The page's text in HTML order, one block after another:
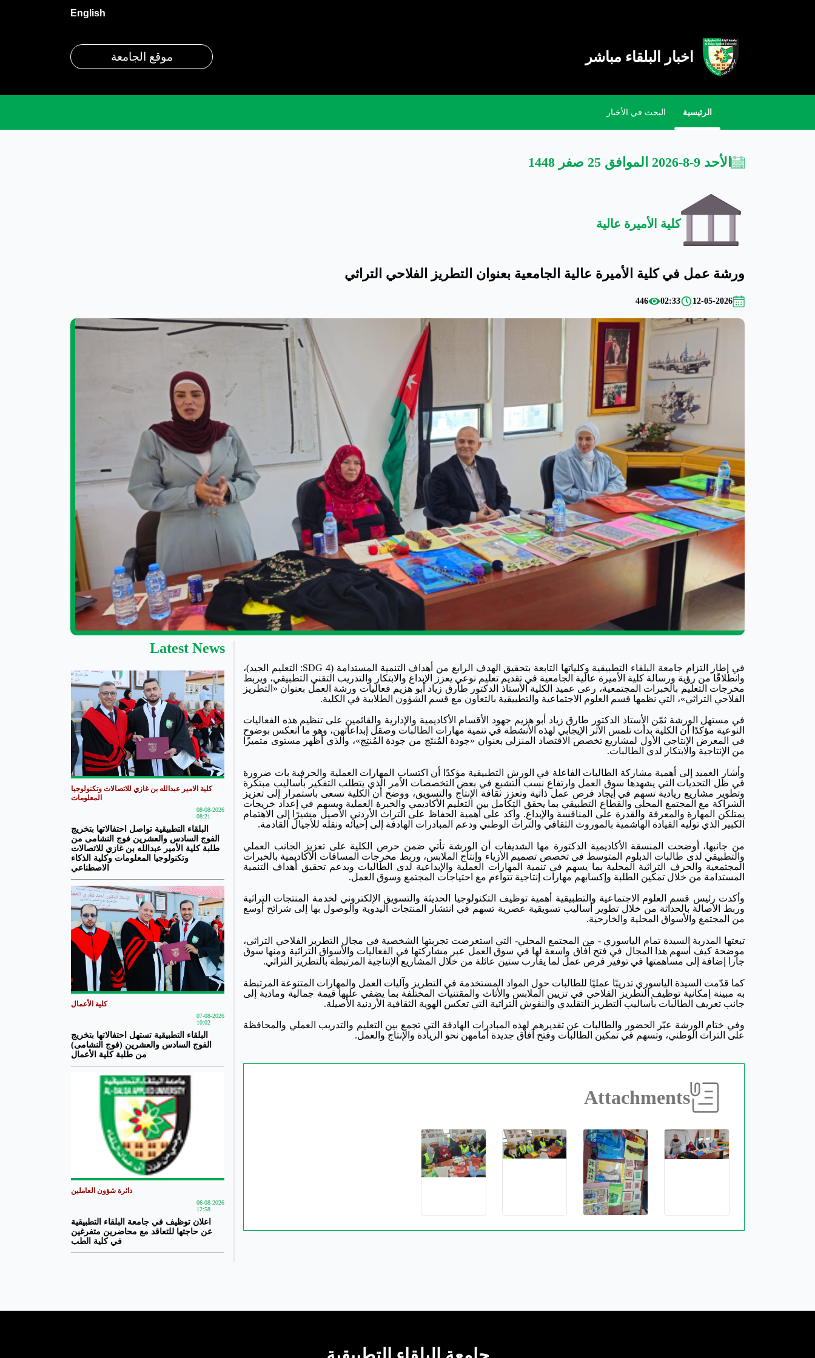
English
اخبار البلقاء مباشر موقع الجامعة
الرئيسية البحث في الأخبار
الأحد 9-8-2026 الموافق 25 صفر 1448
كلية الأميرة عالية
ورشة عمل في كلية الأميرة عالية الجامعية بعنوان التطريز الفلاحي التراثي
12-05-2026
02:33
446
في إطار التزام جامعة البلقاء التطبيقية وكلياتها التابعة بتحقيق الهدف الرابع من أهداف التنمية المستدامة (SDG 4: التعليم الجيد)،
وانطلاقًا من رؤية ورسالة كلية الأميرة عالية الجامعية في تقديم تعليم نوعي يعزز الإبداع والابتكار والتدريب التقني التطبيقي، ويربط
مخرجات التعليم بالخبرات المجتمعية، رعى عميد الكلية الأستاذ الدكتور طارق زياد أبو هزيم فعاليات ورشة العمل بعنوان «التطريز
الفلاحي التراثي»، التي نظمها قسم العلوم الاجتماعية والتطبيقية بالتعاون مع قسم الشؤون الطلابية في الكلية.
في مستهل الورشة ثمّن الأستاذ الدكتور طارق زياد أبو هزيم جهود الأقسام الأكاديمية والإدارية والقائمين على تنظيم هذه الفعاليات
النوعية مؤكدًا أن الكلية بدأت تلمس الأثر الإيجابي لهذه الأنشطة في تنمية مهارات الطالبات وصقل إبداعاتهن، وهو ما انعكس بوضوح
في المعرض الإنتاجي الأول لمشاريع تخصص الاقتصاد المنزلي بعنوان «جودة المُنتَج من جودة المُنتِج»، والذي أظهر مستوى متميزًا
من الإنتاجية والابتكار لدى الطالبات.
وأشار العميد إلى أهمية مشاركة الطالبات الفاعلة في الورش التطبيقية مؤكدًا أن اكتساب المهارات العملية والحرفية بات ضرورة
في ظل التحديات التي يشهدها سوق العمل وارتفاع نسب التشبع في بعض التخصصات الأمر الذي يتطلب التفكير بأساليب مبتكرة
وتطوير مشاريع ريادية تسهم في إيجاد فرص عمل ذاتية وتعزز ثقافة الإنتاج والتسويق، ووضح أن الكلية تسعى باستمرار إلى تعزيز
الشراكة مع المجتمع المحلي والقطاع التطبيقي بما يحقق التكامل بين التعليم الأكاديمي والخبرة العملية ويسهم في إعداد خريجات
يمتلكن المهارة والمعرفة والقدرة على المنافسة والإبداع. وأكد على أهمية الحفاظ على التراث الأردني الأصيل مشيرًا إلى الاهتمام
الكبير الذي توليه القيادة الهاشمية بالموروث الثقافي والتراث الوطني ودعم المبادرات الهادفة إلى إحيائه ونقله للأجيال القادمة.
من جانبها، أوضحت المنسقة الأكاديمية الدكتورة مها الشديفات أن الورشة تأتي ضمن حرص الكلية على تعزيز الجانب العملي
والتطبيقي لدى طالبات الدبلوم المتوسط في تخصص تصميم الأزياء وإنتاج الملابس، وربط مخرجات المساقات الأكاديمية بالخبرات
المجتمعية والحرف التراثية المحلية بما يسهم في تنمية المهارات العملية والإبداعية لدى الطالبات ويدعم تحقيق أهداف التنمية
المستدامة من خلال تمكين الطلبة وإكسابهم مهارات إنتاجية تتواءم مع احتياجات المجتمع وسوق العمل.
وأكدت رئيس قسم العلوم الاجتماعية والتطبيقية أهمية توظيف التكنولوجيا الحديثة والتسويق الإلكتروني لخدمة المنتجات التراثية
وربط الأصالة بالحداثة من خلال تطوير أساليب تسويقية عصرية تسهم في انتشار المنتجات اليدوية والوصول بها إلى شرائح أوسع
من المجتمع والأسواق المحلية والخارجية.
تبعتها المدربة السيدة تمام الياسوري - من المجتمع المحلي- التي استعرضت تجربتها الشخصية في مجال التطريز الفلاحي التراثي،
موضحة كيف أسهم هذا المجال في فتح آفاق واسعة لها في سوق العمل عبر مشاركتها في الفعاليات والأسواق التراثية ومنها سوق
جارا إضافة إلى مساهمتها في توفير فرص عمل لما يقارب ستين عائلة من خلال المشاريع الإنتاجية المرتبطة بالتطريز التراثي.
كما قدّمت السيدة الياسوري تدريبًا عمليًا للطالبات حول المواد المستخدمة في التطريز وآليات العمل والمهارات المتنوعة المرتبطة
به مبينة إمكانية توظيف التطريز الفلاحي في تزيين الملابس والأثاث والمقتنيات المختلفة بما يضفي عليها قيمة جمالية ومادية إلى
جانب تعريف الطالبات بأساليب التطريز التقليدي والنقوش التراثية التي تعكس الهوية الثقافية الأردنية الأصيلة.
وفي ختام الورشة عبّر الحضور والطالبات عن تقديرهم لهذه المبادرات الهادفة التي تجمع بين التعليم والتدريب العملي والمحافظة
على التراث الوطني، وتسهم في تمكين الطالبات وفتح آفاق جديدة أمامهن نحو الريادة والإنتاج والعمل.
Attachments
Latest News
كلية الامير عبدالله بن غازي للاتصالات وتكنولوجيا
المعلومات
08-08-2026
08:21
البلقاء التطبيقية تواصل احتفالاتها بتخريج
الفوج السادس والعشرين فوج النشامى من
طلبة كلية الأمير عبدالله بن غازي للاتصالات
وتكنولوجيا المعلومات وكلية الذكاء
الاصطناعي
كلية الأعمال
07-08-2026
10:02
البلقاء التطبيقية تستهل احتفالاتها بتخريج
الفوج السادس والعشرين (فوج النشامى)
من طلبة كلية الأعمال
دائرة شؤون العاملين
06-08-2026
12:58
اعلان توظيف في جامعة البلقاء التطبيقية
عن حاجتها للتعاقد مع محاضرين متفرغين
في كلية الطب